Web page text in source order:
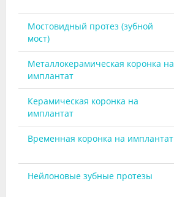
Мостовидный протез (зубной
мост)
Металлокерамическая коронка на
имплантат
Керамическая коронка на
имплантат
Временная коронка на имплантат
Нейлоновые зубные протезы